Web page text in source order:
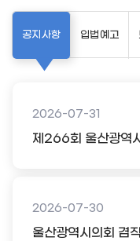
공지사항
2026-07-31
제266회 울산광역
2026-07-30
울산광역시의회 겸
입법예고